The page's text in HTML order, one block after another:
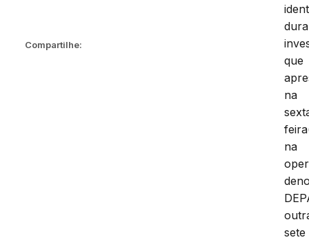
Compartilhe:
que
na
na
sete